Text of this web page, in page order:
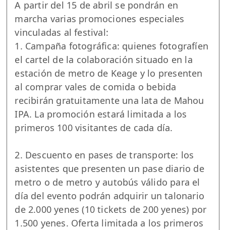
A partir del 15 de abril se pondrán en
marcha varias promociones especiales
vinculadas al festival:
1. Campaña fotográfica: quienes fotografíen
el cartel de la colaboración situado en la
estación de metro de Keage y lo presenten
al comprar vales de comida o bebida
recibirán gratuitamente una lata de Mahou
IPA. La promoción estará limitada a los
primeros 100 visitantes de cada día.
2. Descuento en pases de transporte: los
asistentes que presenten un pase diario de
metro o de metro y autobús válido para el
día del evento podrán adquirir un talonario
de 2.000 yenes (10 tickets de 200 yenes) por
1.500 yenes. Oferta limitada a los primeros